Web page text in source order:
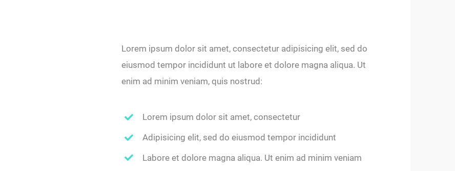
Lorem ipsum dolor sit amet, consectetur adipisicing elit, sed do
eiusmod tempor incididunt ut labore et dolore magna aliqua. Ut
enim ad minim veniam, quis nostrud:
Lorem ipsum dolor sit amet, consectetur
Adipisicing elit, sed do eiusmod tempor incididunt
Labore et dolore magna aliqua. Ut enim ad minim veniam